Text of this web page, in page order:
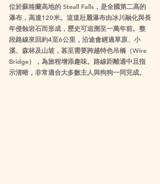
位於蘇格蘭高地的 Steall Falls，是全國第二高的
瀑布，高達120米。這道壯麗瀑布由冰川融化與長
年侵蝕岩石而形成，歷史可追溯至一萬年前。整
段路線來回約4至6公里，沿途會經過草原、小
溪、森林及山坡，甚至需要跨越特色吊橋（Wire
Bridge），為旅程增添趣味。路線距離適中且指
示清晰，非常適合大多數主人與狗狗一同完成。